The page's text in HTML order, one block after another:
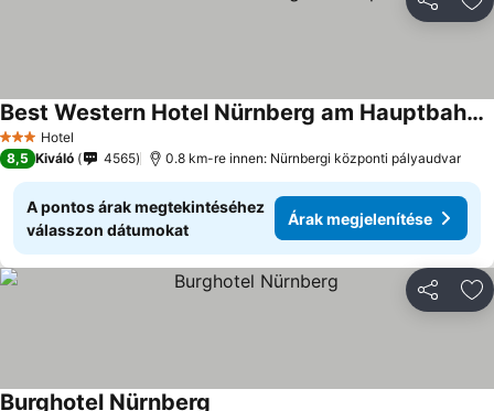
3 Kategória
Hotel
Best Western Hotel Nürnberg am Hauptbahnhof
Árak megjelenítése
8,5 Kiváló 4565 0.8 km-re innen: Nürnbergi központi pályaudvar
A pontos árak megtekintéséhez
válasszon dátumokat
Árak megjelenítése
Burghotel Nürnberg